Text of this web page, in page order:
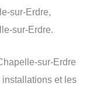
sur-Erdre,
sur-Erdre.
sur-Erdre
et les